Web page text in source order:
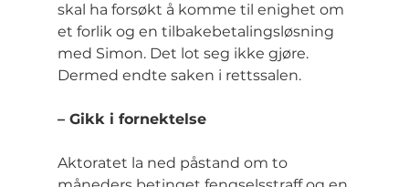
skal ha forsøkt å komme til enighet om
et forlik og en tilbakebetalingsløsning
med Simon. Det lot seg ikke gjøre.
Dermed endte saken i rettssalen.
– Gikk i fornektelse
Aktoratet la ned påstand om to